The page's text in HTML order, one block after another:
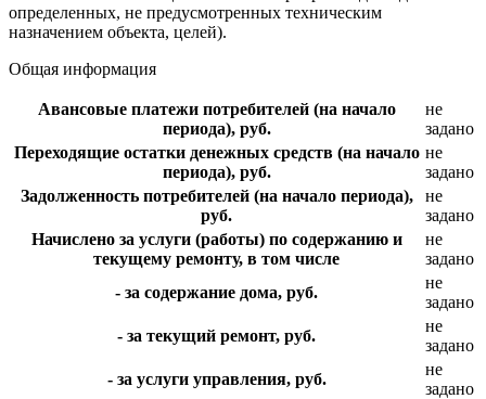
определенных, не предусмотренных техническим
назначением объекта, целей).
Общая информация
Авансовые платежи потребителей (на начало
периода), руб.
не
задано
Переходящие остатки денежных средств (на начало
периода), руб.
не
задано
Задолженность потребителей (на начало периода),
руб.
не
задано
Начислено за услуги (работы) по содержанию и
текущему ремонту, в том числе
не
задано
- за содержание дома, руб.
не
задано
- за текущий ремонт, руб.
не
задано
- за услуги управления, руб.
не
задано